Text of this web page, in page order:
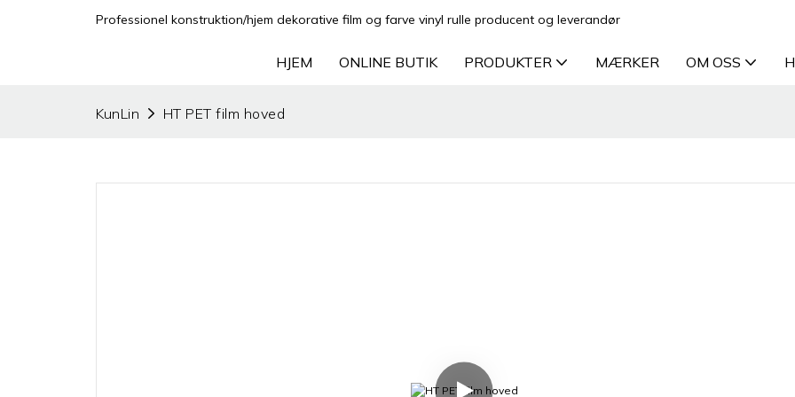
Professionel konstruktion/hjem dekorative film og farve vinyl rulle producent og leverandør
HJEM ONLINE BUTIK PRODUKTER MÆRKER OM OSS
KunLin HT PET film hoved